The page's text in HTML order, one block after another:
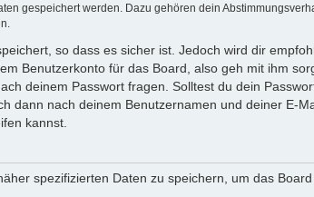
gespeichert werden. Dazu gehören dein
so dass es sicher ist. Jedoch wird dir
Benutzerkonto für das Board, also geh mit ihm
deinem Passwort fragen. Solltest du dein
dann nach deinem Benutzernamen und deiner E-
kannst.
spezifizierten Daten zu speichern, um das